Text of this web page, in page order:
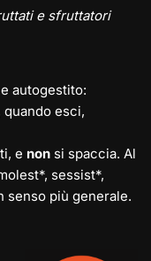
e sfruttatori
autogestito:
esci,
e non si spaccia. Al
sessist*,
senso più generale.